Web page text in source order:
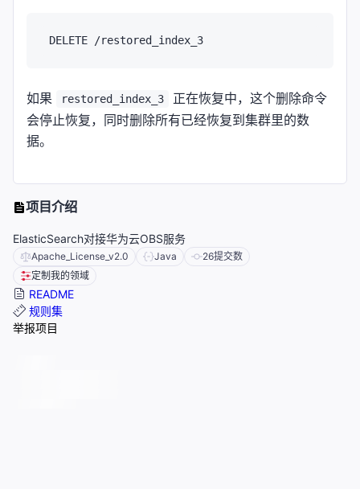
如果 restored_index_3
正在恢复中，这个删除命令
会停止恢复，同时删除所有已经恢复到集群里的数
据。
项目介绍
ElasticSearch对接华为云OBS服务
Apache_License_v2.0 Java 26提交数
定制我的领域
README
规则集
举报项目